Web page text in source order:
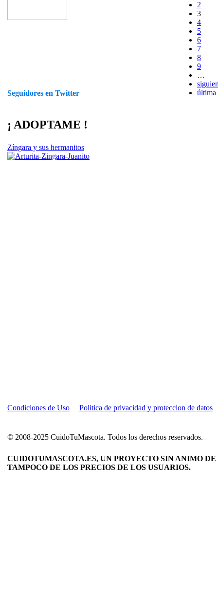
Seguidores en Twitter
¡ ADOPTAME !
Zíngara y sus hermanitos
2
3
4
5
6
7
8
9
…
última
Condiciones de Uso Politica de privacidad y proteccion de datos
© 2008-2025 CuidoTuMascota. Todos los derechos reservados.
CUIDOTUMASCOTA.ES, UN PROYECTO SIN ANIMO
TAMPOCO DE LOS PRECIOS DE LOS USUARIOS.